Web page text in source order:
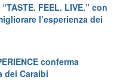
FEEL. LIVE.” con
l’esperienza dei
conferma
dei Caraibi